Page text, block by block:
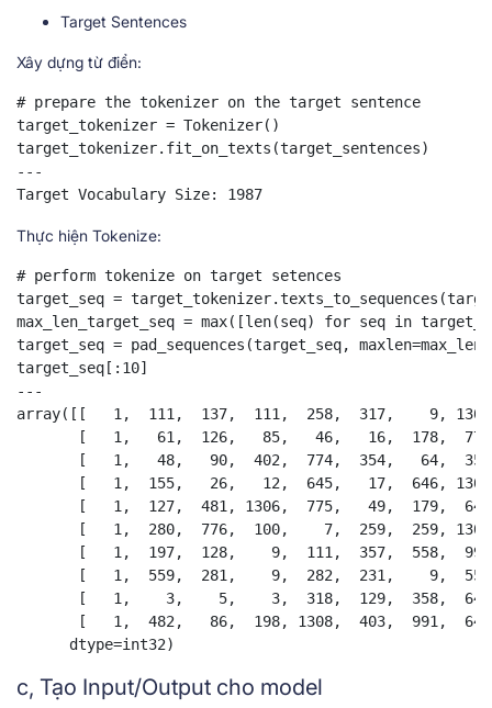
Target Sentences
Xây dựng từ điển:
# prepare the tokenizer on the target sentence
target_tokenizer = Tokenizer()
target_tokenizer.fit_on_texts(target_sentences)
---
Target Vocabulary Size: 1987
Thực hiện Tokenize:
# perform tokenize on target setences
target_seq =
max_len_target_seq = max([len(seq) for seq in
target_seq = pad_sequences(target_seq,
target_seq[:10]
---
array([[   1,  111,  137,  111,  258,  317,    9,
[   1,   61,  126,   85,   46,   16,  178,
[   1,   48,   90,  402,  774,  354,   64,
[   1,  155,   26,   12,  645,   17,  646,
[   1,  127,  481, 1306,  775,   49,  179,
[   1,  280,  776,  100,    7,  259,  259,
[   1,  197,  128,    9,  111,  357,  558,
[   1,  559,  281,    9,  282,  231,    9,
[   1,    3,    5,    3,  318,  129,  358,
[   1,  482,   86,  198, 1308,  403,  991,
      dtype=int32)
c, Tạo Input/Output cho model